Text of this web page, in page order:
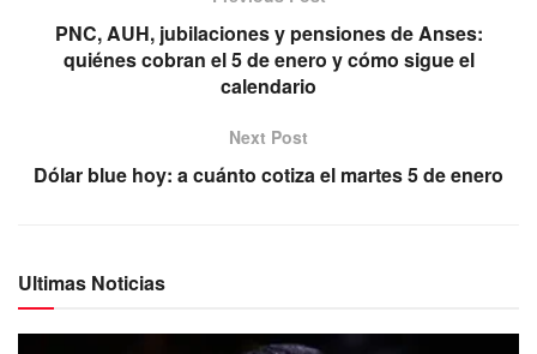
PNC, AUH, jubilaciones y pensiones de Anses:
quiénes cobran el 5 de enero y cómo sigue el
calendario
Next Post
Dólar blue hoy: a cuánto cotiza el martes 5 de enero
Ultimas Noticias